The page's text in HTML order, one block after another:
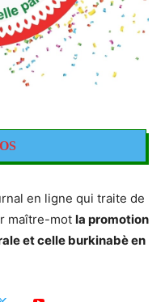
en ligne qui traite de
maître-mot la promotion
et celle burkinabè en